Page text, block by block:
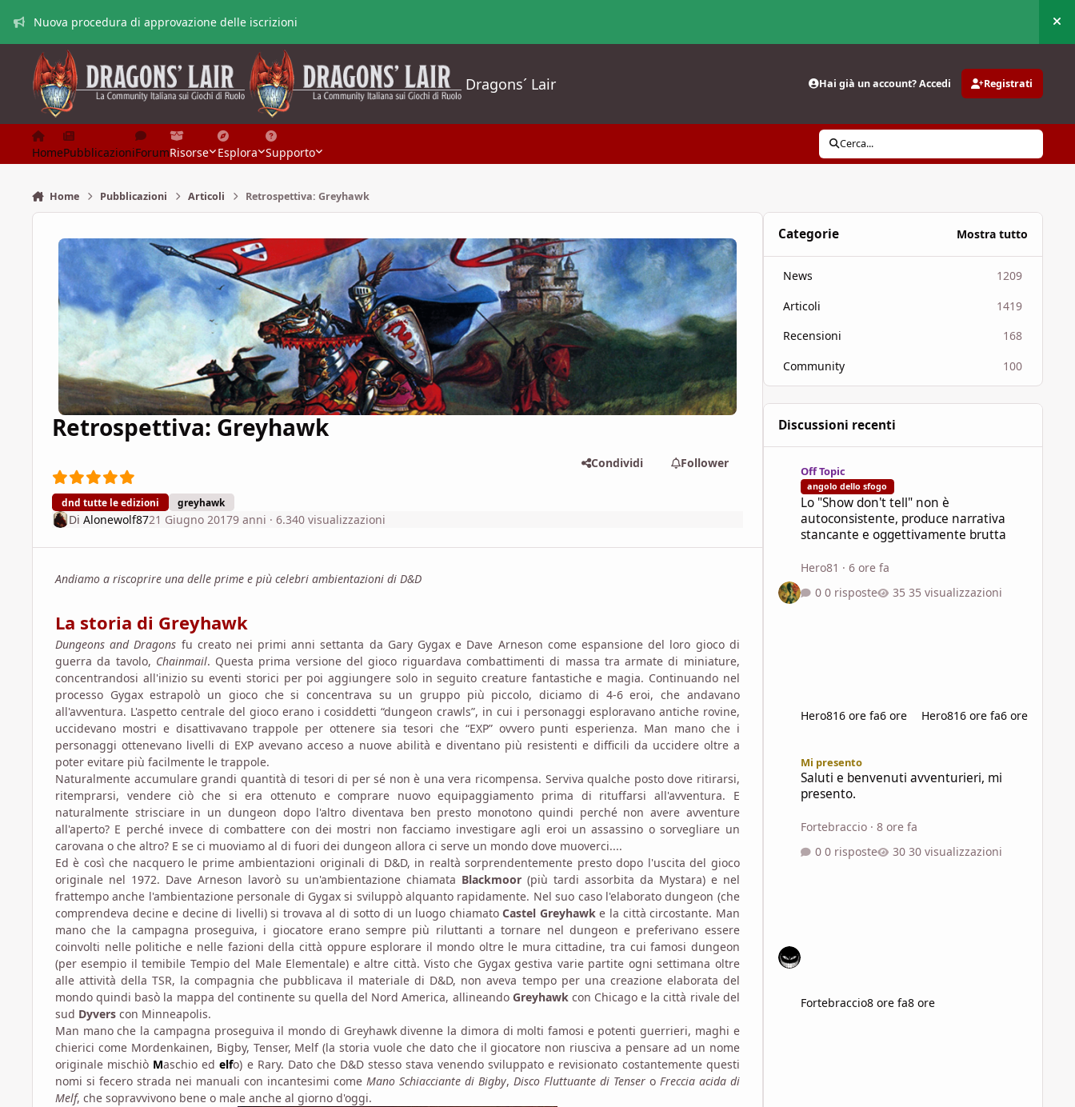
Nuova procedura di approvazione delle iscrizioni
Dragons´ Lair Hai già un account? Accedi Registrati
HomePubblicazioniForumRisorse Esplora Supporto
Cerca...
Home Pubblicazioni Articoli Retrospettiva: Greyhawk
Retrospettiva: Greyhawk
dnd tutte le edizioni greyhawk
Condividi Follower
Di Alonewolf8721 Giugno 20179 anni · 6.340 visualizzazioni
Andiamo a riscoprire una delle prime e più celebri ambientazioni di D&D
La storia di Greyhawk
Dungeons and Dragons fu creato nei primi anni settanta da Gary Gygax e Dave Arneson come espansione del loro gioco di
guerra da tavolo, Chainmail. Questa prima versione del gioco riguardava combattimenti di massa tra armate di miniature,
concentrandosi all'inizio su eventi storici per poi aggiungere solo in seguito creature fantastiche e magia. Continuando nel
processo Gygax estrapolò un gioco che si concentrava su un gruppo più piccolo, diciamo di 4-6 eroi, che andavano
all'avventura. L'aspetto centrale del gioco erano i cosiddetti “dungeon crawls”, in cui i personaggi esploravano antiche rovine,
uccidevano mostri e disattivavano trappole per ottenere sia tesori che “EXP” ovvero punti esperienza. Man mano che i
personaggi ottenevano livelli di EXP avevano acceso a nuove abilità e diventano più resistenti e difficili da uccidere oltre a
poter evitare più facilmente le trappole.
Naturalmente accumulare grandi quantità di tesori di per sé non è una vera ricompensa. Serviva qualche posto dove ritirarsi,
ritemprarsi, vendere ciò che si era ottenuto e comprare nuovo equipaggiamento prima di rituffarsi all'avventura. E
naturalmente strisciare in un dungeon dopo l'altro diventava ben presto monotono quindi perché non avere avventure
all'aperto? E perché invece di combattere con dei mostri non facciamo investigare agli eroi un assassino o sorvegliare un
carovana o che altro? E se ci muoviamo al di fuori dei dungeon allora ci serve un mondo dove muoverci....
Ed è così che nacquero le prime ambientazioni originali di D&D, in realtà sorprendentemente presto dopo l'uscita del gioco
originale nel 1972. Dave Arneson lavorò su un'ambientazione chiamata Blackmoor (più tardi assorbita da Mystara) e nel
frattempo anche l'ambientazione personale di Gygax si sviluppò alquanto rapidamente. Nel suo caso l'elaborato dungeon (che
comprendeva decine e decine di livelli) si trovava al di sotto di un luogo chiamatoCastel Greyhawke la città circostante. Man
mano che la campagna proseguiva, i giocatore erano sempre più riluttanti a tornare nel dungeon e preferivano essere
coinvolti nelle politiche e nelle fazioni della città oppure esplorare il mondo oltre le mura cittadine, tra cui famosi dungeon
(per esempio il temibile Tempio del Male Elementale) e altre città. Visto che Gygax gestiva varie partite ogni settimana oltre
alle attività della TSR, la compagnia che pubblicava il materiale di D&D, non aveva tempo per una creazione elaborata del
mondo quindi basò la mappa del continente su quella del Nord America, allineando Greyhawk con Chicago e la città rivale del
sud Dyvers con Minneapolis.
Man mano che la campagna proseguiva il mondo di Greyhawk divenne la dimora di molti famosi e potenti guerrieri, maghi e
chierici come Mordenkainen, Bigby, Tenser, Melf (la storia vuole che dato che il giocatore non riusciva a pensare ad un nome
originale mischiò Maschio edelfo) e Rary. Dato che D&D stesso stava venendo sviluppato e revisionato costantemente questi
nomi si fecero strada nei manuali con incantesimi come Mano Schiacciante di Bigby, Disco Fluttuante di Tensero Freccia acida di
Melf, che sopravvivono bene o male anche al giorno d'oggi.
Categorie Mostra tutto
News
1209
Articoli
1419
Recensioni
168
Community
100
Discussioni recenti
Off Topic
angolo dello sfogo
Lo "Show don't tell" non è
autoconsistente, produce narrativa
stancante e oggettivamente brutta
Hero81 · 6 ore fa
0 risposte
35 visualizzazioni
Hero816 ore fa6 ore Hero816 ore fa6 ore
Mi presento
Saluti e benvenuti avventurieri, mi
presento.
Fortebraccio· 8 ore fa
0 risposte
30 visualizzazioni
Fortebraccio8 ore fa8 ore